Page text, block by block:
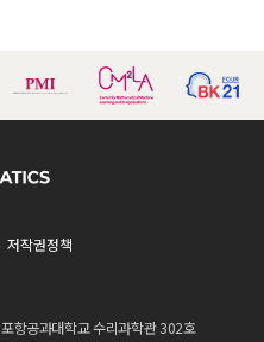
저작권정책
항공과대학교 수리과학관 302호